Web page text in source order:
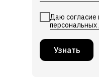
Даю согласие
Узнать